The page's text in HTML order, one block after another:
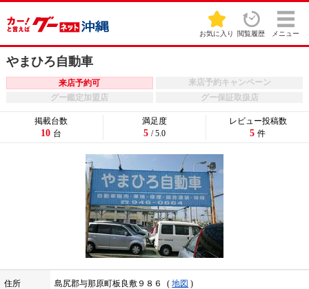
お気に入り 閲覧履歴 メニュー
やまひろ自動車
来店予約可
来店予約キャンペーン
グー鑑定加盟店
グー保証取扱店
住所 島尻郡与那原町板良敷９８６ 地図
掲載台数
10 台
満足度
5 / 5.0
レビュー投稿数
5 件